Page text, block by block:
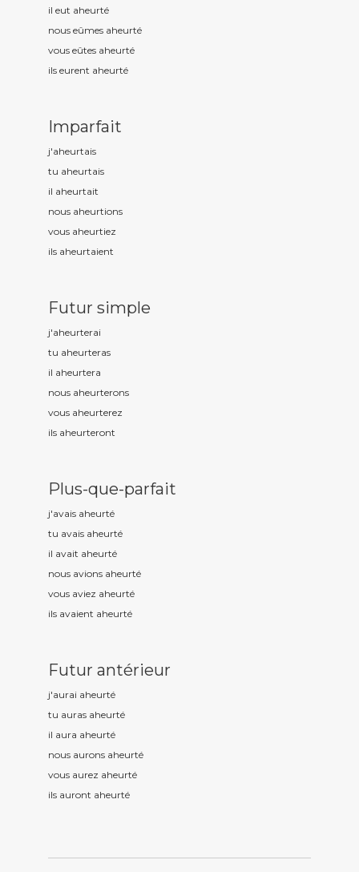
il eut aheurté
nous eûmes aheurté
vous eûtes aheurté
ils eurent aheurté
Imparfait
j'aheurtais
tu aheurtais
il aheurtait
nous aheurtions
vous aheurtiez
ils aheurtaient
Futur simple
j'aheurterai
tu aheurteras
il aheurtera
nous aheurterons
vous aheurterez
ils aheurteront
Plus-que-parfait
j'avais aheurté
tu avais aheurté
il avait aheurté
nous avions aheurté
vous aviez aheurté
ils avaient aheurté
Futur antérieur
j'aurai aheurté
tu auras aheurté
il aura aheurté
nous aurons aheurté
vous aurez aheurté
ils auront aheurté